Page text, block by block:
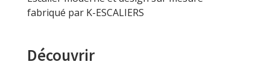
fabriqué par K-ESCALIERS
Découvrir